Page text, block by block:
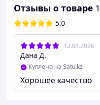
Точность
достаточно, чтобы
кулинарные изыски на
Для экономии
автоматически
простое.
Конструкция
Отзывы о товаре 1
5.0
12.03.2026
Дана Д.
Куплено на Satu.kz
Хорошее качество